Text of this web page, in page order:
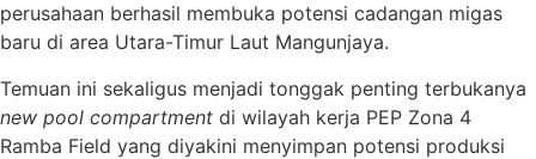
perusahaan berhasil membuka potensi cadangan migas
baru di area Utara-Timur Laut Mangunjaya.
Temuan ini sekaligus menjadi tonggak penting terbukanya
new pool compartment di wilayah kerja PEP Zona 4
Ramba Field yang diyakini menyimpan potensi produksi